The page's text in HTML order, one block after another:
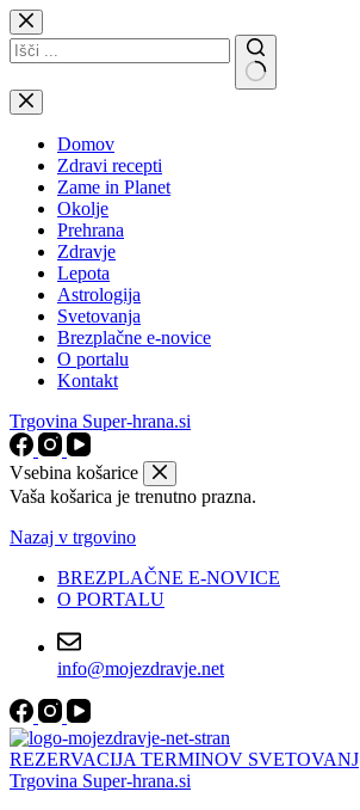
Skip
to
content
No
results
Domov
Zdravi recepti
Zame in Planet
Okolje
Prehrana
Zdravje
Lepota
Astrologija
Svetovanja
Brezplačne e-novice
O portalu
Kontakt
Trgovina Super-hrana.si
Vsebina košarice
Vaša košarica je trenutno prazna.
Nazaj v trgovino
BREZPLAČNE E-NOVICE
O PORTALU
info@mojezdravje.net
REZERVACIJA TERMINOV SVETOVANJ
Trgovina Super-hrana.si